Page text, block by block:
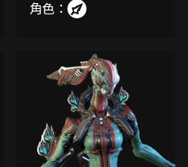
角色：